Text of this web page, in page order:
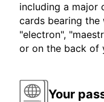
including a major
cards bearing the
"electron",
or on the back of
Your